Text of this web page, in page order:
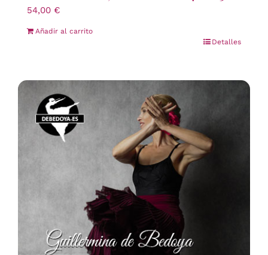
54,00 €
Añadir al carrito
Detalles